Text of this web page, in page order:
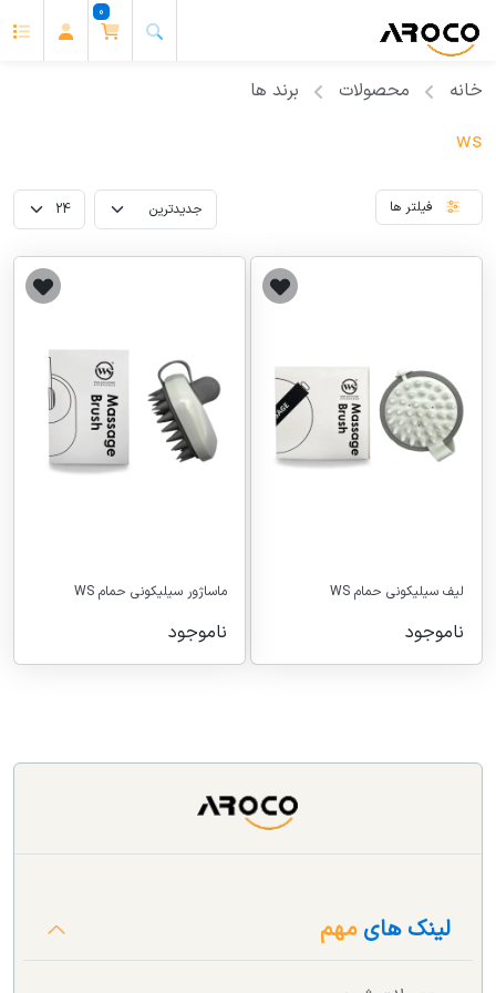
0
خانه محصولات برند ها
ws
لیف سیلیکونی حمام WS
ناموجود
ماساژور سیلیکونی حمام WS
ناموجود
لینک هایمهم